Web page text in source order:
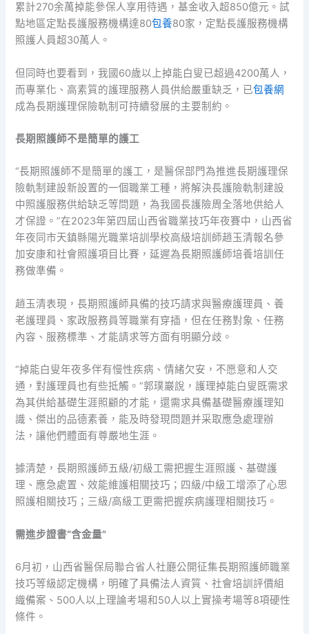
累計270余萬掉能參保人享用待遇，基金收入超850億元。試
點地區定點長護服務機構達80包養80家，定點長護服務機構
照護人員超30萬人。
但同時也要看到，我國60歲以上掉能白叟已超過4200萬人，
而專業化、高素質的護理服務人員供給嚴重缺乏，已包養網
成為長期護理保險軌制可持續發展的主要制約。
長期照護師不是簡單的護工
“長期照護師不是簡單的護工，是醫保部門為推進長期護理保
險軌制建設新設置的一個職業工種，將解決長護險軌制建設
中照護服務供給缺乏等問題，為我國長護險周全落地供給人
才保證。”在2023年第四屆山西省職業技巧年夜賽中，山西省
年夜同市天鎮縣陽光職業培訓學校高級培訓師趙玉清報名參
加安康和社會照護項目比賽，延遲為長期照護師培養培訓任
務做準備。
趙玉清表現，長期照護師具備的技巧請求與醫療護理員、養
老護理員、家政服務員等職業有穿插，但在任務對象、任務
內容、服務標準、才能請求等方面有明顯分歧。
“掉能白叟年夜多伴有慢性疾病、情緒欠安，不愿意和人交
通，對護理員也有些抵觸。”郭璞巖說，護理掉能白叟既需求
為其供給基礎生涯照顧的才能，還需求具備基礎醫療護理知
識、傑出的品德素養，能及時發現問題并采取應急處理辦
法，讓他們體面有尊嚴地生涯。
據清楚，長期照護師五級/初級工需把握生涯照護、基礎護
理、應急處置、效能維護相關技巧；四級/中級工增添了心思
照護相關技巧；三級/高級工更需把握疾病護理相關技巧。
需進步證書“含金量”
6月初，山西省醫保局聯合省人社廳公開征集長期照護師職業
技巧等級認定機構，明確了具備法人資質、社會培訓評價組
織備案、500人以上理論考場和50人以上實操考場等8項硬性
條件。